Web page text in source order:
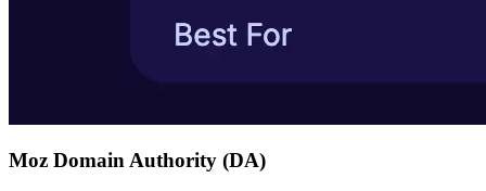
Moz Domain Authority (DA)